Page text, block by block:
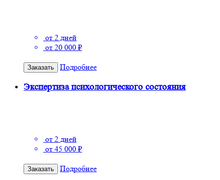
от 2 дней
от 20 000 ₽
Заказать Подробнее
Экспертиза психологического состояния
от 2 дней
от 45 000 ₽
Заказать
Подробнее